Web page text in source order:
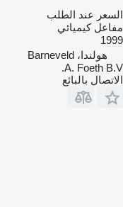
السعر عند الطلب
مفاعل كيميائي
1999
هولندا، Barneveld
A. Foeth B.V.
الاتصال بالبائع